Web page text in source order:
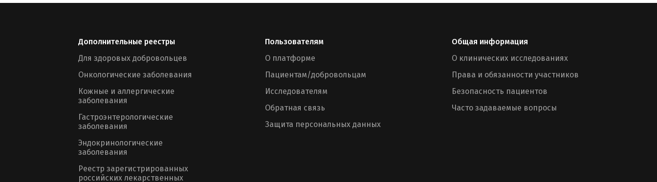
Дополнительные реестры
Для здоровых добровольцев
Онкологические заболевания
Кожные и аллергические
заболевания
Гастроэнтерологические
заболевания
Эндокринологические
заболевания
Реестр зарегистрированных
российских лекарственных
Пользователям
О платформе
Пациентам/добровольцам
Исследователям
Обратная связь
Защита персональных данных
Общая информация
О клинических исследованиях
Права и обязанности участников
Безопасность пациентов
Часто задаваемые вопросы